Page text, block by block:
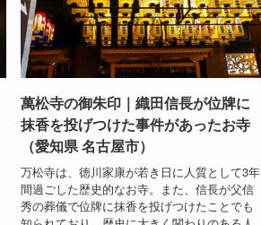
萬松寺の御朱印｜織田信長が位牌に
抹香を投げつけた事件があったお寺
（愛知県 名古屋市）
万松寺は、徳川家康が若き日に人質として3年
間過ごした歴史的なお寺。また、信長が父信
秀の葬儀で位牌に抹香を投げつけたことでも